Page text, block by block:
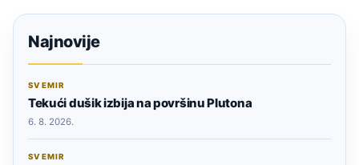
Najnovije
SVEMIR
Tekući dušik izbija na površinu Plutona
6. 8. 2026.
SVEMIR